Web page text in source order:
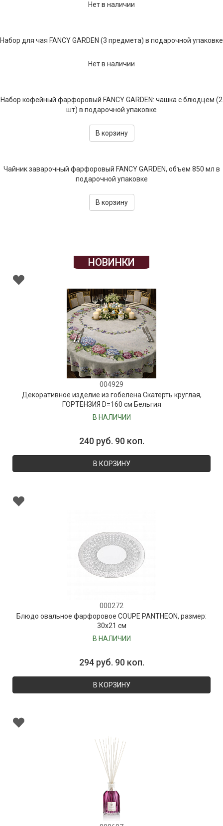
Нет в наличии
Набор для чая FANCY GARDEN (3 предмета) в подарочной упаковке
Нет в наличии
Набор кофейный фарфоровый FANCY GARDEN: чашка с блюдцем (2
шт) в подарочной упаковке
В корзину
Чайник заварочный фарфоровый FANCY GARDEN, объем 850 мл в
подарочной упаковке
В корзину
НОВИНКИ
004929
Декоративное изделие из гобелена Скатерть круглая,
ГОРТЕНЗИЯ D=160 см Бельгия
В НАЛИЧИИ
240 руб. 90 коп.
В КОРЗИНУ
000272
Блюдо овальное фарфоровое COUPE PANTHEON, размер:
30х21 см
В НАЛИЧИИ
294 руб. 90 коп.
В КОРЗИНУ